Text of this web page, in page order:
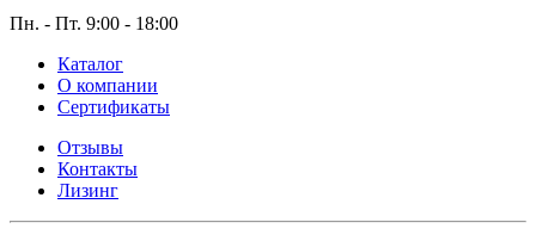
Пн. - Пт. 9:00 - 18:00
Каталог
О компании
Сертификаты
Отзывы
Контакты
Лизинг